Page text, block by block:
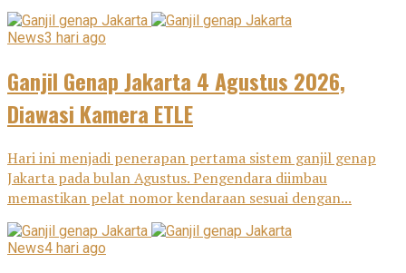
News3 hari ago
Ganjil Genap Jakarta 4 Agustus 2026,
Diawasi Kamera ETLE
Hari ini menjadi penerapan pertama sistem ganjil genap
Jakarta pada bulan Agustus. Pengendara diimbau
memastikan pelat nomor kendaraan sesuai dengan...
News4 hari ago